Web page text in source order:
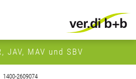
JAV, MAV und SBV
1400-2609074